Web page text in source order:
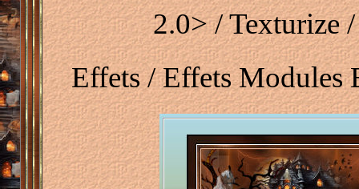
2.0> / Texturize
Effets / Effets Modules